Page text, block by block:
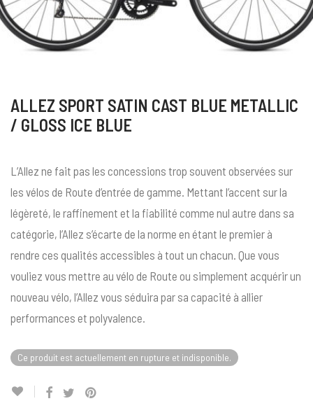
ALLEZ SPORT SATIN CAST BLUE METALLIC
/ GLOSS ICE BLUE
L’Allez ne fait pas les concessions trop souvent observées sur
les vélos de Route d’entrée de gamme. Mettant l’accent sur la
légèreté, le raffinement et la fiabilité comme nul autre dans sa
catégorie, l’Allez s’écarte de la norme en étant le premier à
rendre ces qualités accessibles à tout un chacun. Que vous
vouliez vous mettre au vélo de Route ou simplement acquérir un
nouveau vélo, l’Allez vous séduira par sa capacité à allier
performances et polyvalence.
Ce produit est actuellement en rupture et indisponible.